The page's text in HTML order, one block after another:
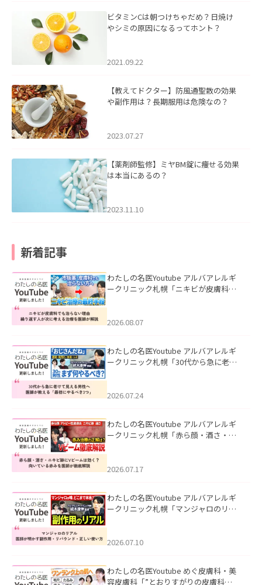
ビタミンCは朝つけちゃだめ？日焼け
やシミの原因になるってホント？
2021.09.22
【教えてドクター】防風通聖散の効果
や副作用は？長期服用は危険なの？
2023.07.27
【薬剤師監修】ミヤBM錠に痩せる効果
は本当にあるの？
2023.11.10
新着記事
わたしの名医Youtube アルバアレルギ
ークリニック札幌「ニキビが皮膚科で
ました。
2026.08.07
わたしの名医Youtube アルバアレルギ
ークリニック札幌「30代から急に老け
た。
2026.07.24
わたしの名医Youtube アルバアレルギ
ークリニック札幌「赤ら顔・酒さ・ニ
した。
2026.07.17
わたしの名医Youtube アルバアレルギ
ークリニック札幌「マンジャロのリア
た。
2026.07.10
わたしの名医Youtube めぐ皮膚科・美
容皮膚科「”とおりすがりの皮膚科